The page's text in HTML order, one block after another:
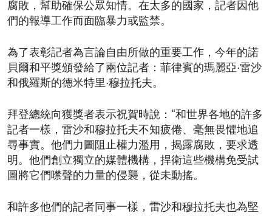
腐敗，幫助確保公眾知情。在太多的國家，記者因他
們的報導工作而面臨暴力或監禁。
為了表彰記者為言論自由所做的重要工作，今年的諾
貝爾和平獎頒發給了兩位記者：菲律賓的瑪麗亞·雷沙
和俄羅斯的德米特里·穆拉托夫。
拜登總統向獲獎者表示祝賀時說：“和世界各地的許多
記者一樣，雷沙和穆拉托夫不知疲倦、毫無畏懼地追
尋事實。他們力圖阻止權力濫用，揭露腐敗，要求透
明。他們創立獨立的媒體機構，捍衛這些機構免受試
圖將它們噤聲的力量的侵襲，從未動搖。
和許多他們的記者同事一樣，雷沙和穆拉托夫也為堅